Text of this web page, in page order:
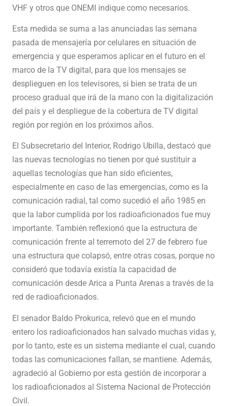
VHF y otros que ONEMI indique como necesarios.
Esta medida se suma a las anunciadas las semana
pasada de mensajería por celulares en situación de
emergencia y que esperamos aplicar en el futuro en el
marco de la TV digital, para que los mensajes se
desplieguen en los televisores, si bien se trata de un
proceso gradual que irá de la mano con la digitalización
del país y el despliegue de la cobertura de TV digital
región por región en los próximos años.
El Subsecretario del Interior, Rodrigo Ubilla, destacó que
las nuevas tecnologías no tienen por qué sustituir a
aquellas tecnologías que han sido eficientes,
especialmente en caso de las emergencias, como es la
comunicación radial, tal como sucedió el año 1985 en
que la labor cumplida por los radioaficionados fue muy
importante. También reflexionó que la estructura de
comunicación frente al terremoto del 27 de febrero fue
una estructura que colapsó, entre otras cosas, porque no
consideró que todavía existía la capacidad de
comunicación desde Arica a Punta Arenas a través de la
red de radioaficionados.
El senador Baldo Prokurica, relevó que en el mundo
entero los radioaficionados han salvado muchas vidas y,
por lo tanto, este es un sistema mediante el cual, cuando
todas las comunicaciones fallan, se mantiene. Además,
agradeció al Gobierno por esta gestión de incorporar a
los radioaficionados al Sistema Nacional de Protección
Civil.